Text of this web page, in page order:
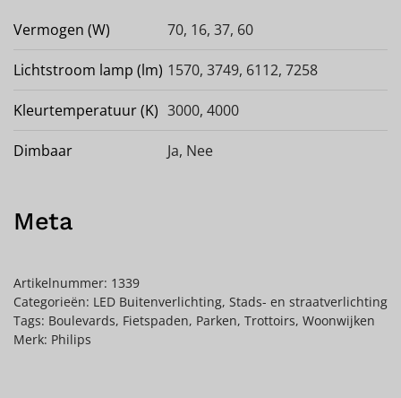
Vermogen (W) 70, 16, 37, 60
Lichtstroom lamp (lm) 1570, 3749, 6112, 7258
Kleurtemperatuur (K) 3000, 4000
Dimbaar Ja, Nee
Meta
Artikelnummer: 1339
Categorieën: LED Buitenverlichting, Stads- en straatverlichting
Tags: Boulevards, Fietspaden, Parken, Trottoirs, Woonwijken
Merk: Philips